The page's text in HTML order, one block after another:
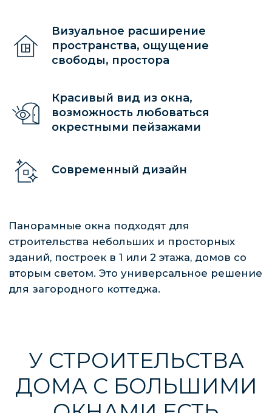
Визуальное расширение
пространства, ощущение
свободы, простора
Красивый вид из окна,
возможность любоваться
окрестными пейзажами
Современный дизайн
КОНСУЛЬТАЦИЮ
ЧТОБЫ ПОЛУЧИТЬ ТОЧНЫЙ РАСЧЕТ,
ПРЕДЛОЖИМ ОПТИМАЛЬНЫЙ ГОТОВЫЙ
ПРОЕКТ ИЛИ РАЗРАБОТАЕМ
Получить консультацию
СТРОИТЕЛЬСТВО ДОМА С
ПАНОРАМНЫМИ СТЕКЛАМИ ВКЛЮЧАЕТ
ТАКИЕ ЭТАПЫ: